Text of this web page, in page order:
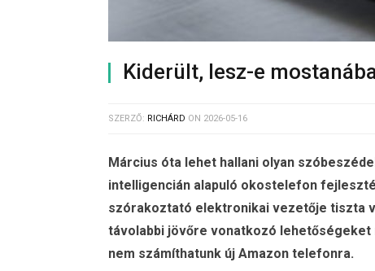
Kiderült, lesz-e
SZERZŐ: RICHÁRD ON 2026-05-16
Március óta lehet hallani olyan
intelligencián alapuló okostelefon
szórakoztató elektronikai vezetője tiszta
távolabbi jövőre vonatkozó
nem számíthatunk új Amazon telefonra.